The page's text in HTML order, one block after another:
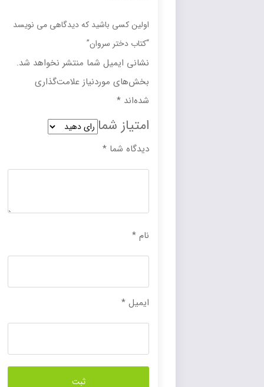
اولین کسی باشید که دیدگاهی می نویسد
“کتاب دختر سروان”
نشانی ایمیل شما منتشر نخواهد شد.
بخش‌های موردنیاز علامت‌گذاری
*
امتیاز شما
دیدگاه شما*